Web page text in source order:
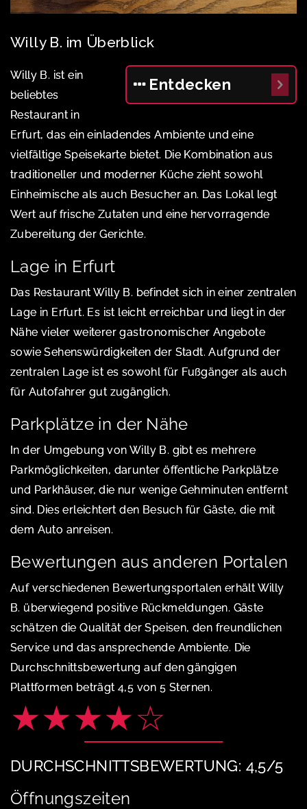
Willy B. im Überblick
Entdecken
Willy B. ist ein
beliebtes
Restaurant in
Erfurt, das ein einladendes Ambiente und eine
vielfältige Speisekarte bietet. Die Kombination aus
traditioneller und moderner Küche zieht sowohl
Einheimische als auch Besucher an. Das Lokal legt
Wert auf frische Zutaten und eine hervorragende
Zubereitung der Gerichte.
Lage in Erfurt
Das Restaurant Willy B. befindet sich in einer zentralen
Lage in Erfurt. Es ist leicht erreichbar und liegt in der
Nähe vieler weiterer gastronomischer Angebote
sowie Sehenswürdigkeiten der Stadt. Aufgrund der
zentralen Lage ist es sowohl für Fußgänger als auch
für Autofahrer gut zugänglich.
Parkplätze in der Nähe
In der Umgebung von Willy B. gibt es mehrere
Parkmöglichkeiten, darunter öffentliche Parkplätze
und Parkhäuser, die nur wenige Gehminuten entfernt
sind. Dies erleichtert den Besuch für Gäste, die mit
dem Auto anreisen.
Bewertungen aus anderen Portalen
Auf verschiedenen Bewertungsportalen erhält Willy
B. überwiegend positive Rückmeldungen. Gäste
schätzen die Qualität der Speisen, den freundlichen
Service und das ansprechende Ambiente. Die
Durchschnittsbewertung auf den gängigen
Plattformen beträgt 4,5 von 5 Sternen.
★★★★☆
DURCHSCHNITTSBEWERTUNG: 4,5/5
Öffnungszeiten